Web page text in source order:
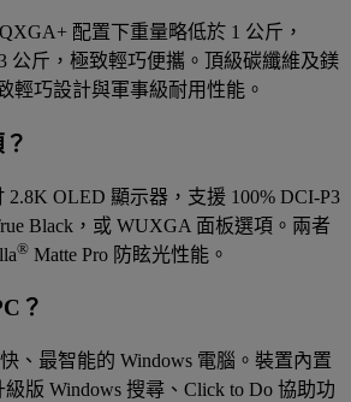
配置下重量略低於 1 公斤，
公斤，極致輕巧便攜。頂級碳纖維及鎂
輕巧設計與軍事級耐用性能。
2.8K OLED 顯示器，支援 100% DCI-P3
Black，或 WUXGA 面板選項。兩者
® Matte Pro 防眩光性能。
？
、最智能的 Windows 電腦。裝置內置
版 Windows 搜尋、Click to Do 協助功